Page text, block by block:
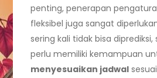
penting, penerapan
fleksibel juga sangat
sering kali tidak bisa
perlu memiliki kemampuan
menyesuaikan jadwal